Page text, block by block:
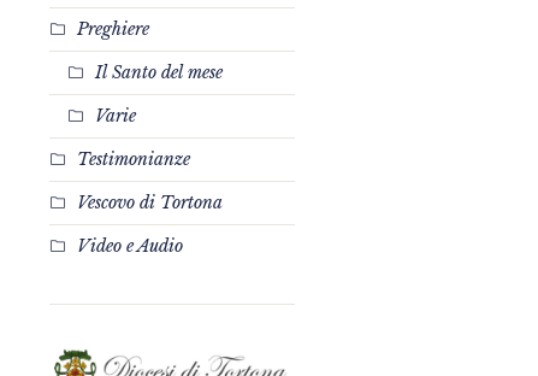
Preghiere
Il Santo del mese
Varie
Testimonianze
Vescovo di Tortona
Video e Audio